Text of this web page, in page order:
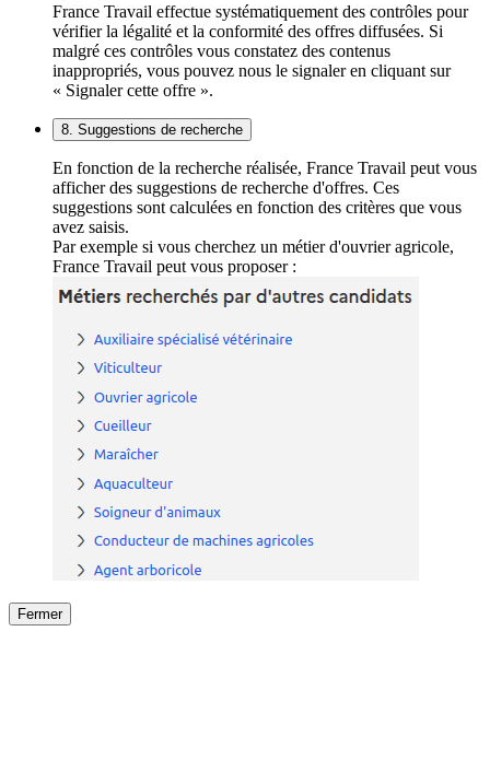
France Travail effectue systématiquement des contrôles pour
vérifier la légalité et la conformité des offres diffusées. Si
malgré ces contrôles vous constatez des contenus
inappropriés, vous pouvez nous le signaler en cliquant sur
« Signaler cette offre ».
8. Suggestions de recherche
En fonction de la recherche réalisée, France Travail peut vous
afficher des suggestions de recherche d'offres. Ces
suggestions sont calculées en fonction des critères que vous
avez saisis.
Par exemple si vous cherchez un métier d'ouvrier agricole,
France Travail peut vous proposer :
Fermer